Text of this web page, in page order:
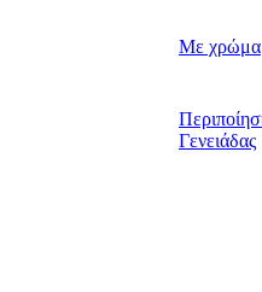
Με χρώμα
Γενειάδας